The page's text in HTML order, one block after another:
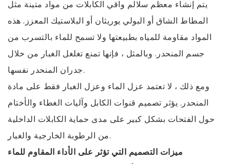
يتم إنشاء معظم سلالم واقي الكابلات من مواد متينة مثل
المطاط الشاق أو البولي يوريثان أو البلاستيك المعزز. هذه
المواد مقاومة للمياه بطبيعتها ولا تسمح للماء بالتسرب من
جسم المنحدر. وبالمثل ، فإنها تمنع تغلغل الغبار من خلال
جدران المنحدر نفسها.
ومع ذلك ، لا تعتمد عزل الماء وعزل الغبار فقط على مادة
المنحدر. يؤثر تصميم قنوات الكابل وآليات الغطاء والأختام
حول الفتحات بشكل كبير على مدى حماية الكابلات الداخلية
من الرطوبة الخارجية والغبار.
ميزات التصميم التي تؤثر على الأداء المقاوم للماء